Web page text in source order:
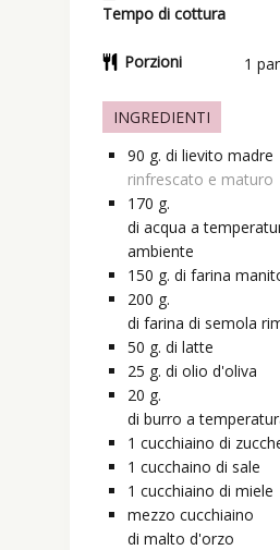
Tempo di cottura
Porzioni 1
INGREDIENTI
90 g. di lievito madre
rinfrescato e maturo
170 g.
di acqua a
ambiente
150 g. di farina
200 g.
di farina di semola
50 g. di latte
25 g. di olio d'oliva
20 g.
di burro a
1 cucchiaino di
1 cucchaino di sale
1 cucchiaino di miele
mezzo cucchiaino
di malto d'orzo